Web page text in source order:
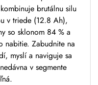
brutálnu silu
v triede (12.8 Ah),
so sklonom 84 % a
nabitie. Zabudnite na
myslí a naviguje sa
v segmente